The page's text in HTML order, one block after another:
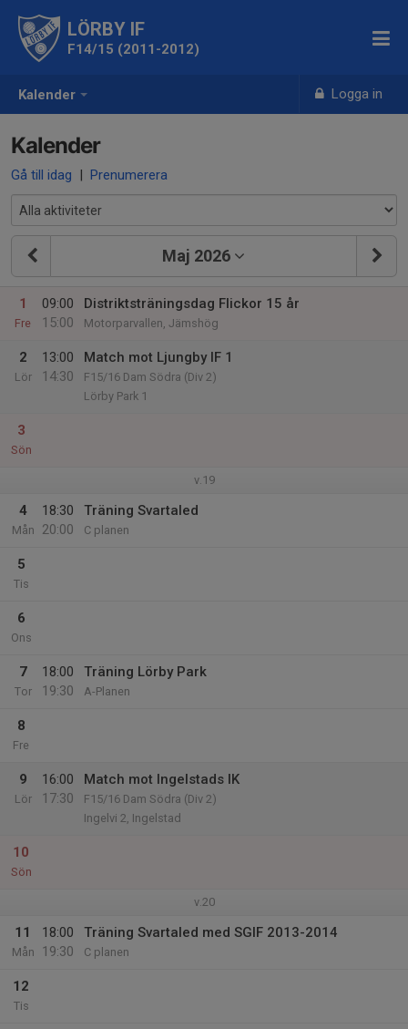
Kalender Logga in
LÖRBY IF
F14/15 (2011-2012)
Kalender
Gå till idag | Prenumerera
Maj 2026
1
Fre
09:00
15:00
Distriktsträningsdag Flickor 15 år
Motorparvallen, Jämshög
2
Lör
13:00
14:30
Match mot Ljungby IF 1
F15/16 Dam Södra (Div 2)
Lörby Park 1
3
Sön
v.19
4
Mån
18:30
20:00
Träning Svartaled
C planen
5
Tis
6
Ons
7
Tor
18:00
19:30
Träning Lörby Park
A-Planen
8
Fre
9
Lör
16:00
17:30
Match mot Ingelstads IK
F15/16 Dam Södra (Div 2)
Ingelvi 2, Ingelstad
10
Sön
v.20
11
Mån
18:00
19:30
Träning Svartaled med SGIF 2013-2014
C planen
12
Tis